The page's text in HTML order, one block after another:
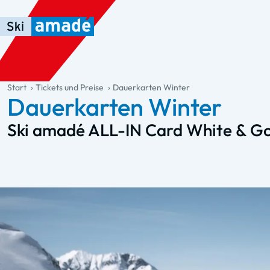
Zum Haupt-Inhalt springen
Springe zur Tabelle
Zur Haupt-Navigation springen
general.table-of-content
Start Tickets und Preise Dauerkarten Winter
Dauerkarten Winter
Ski amadé ALL-IN Card White &